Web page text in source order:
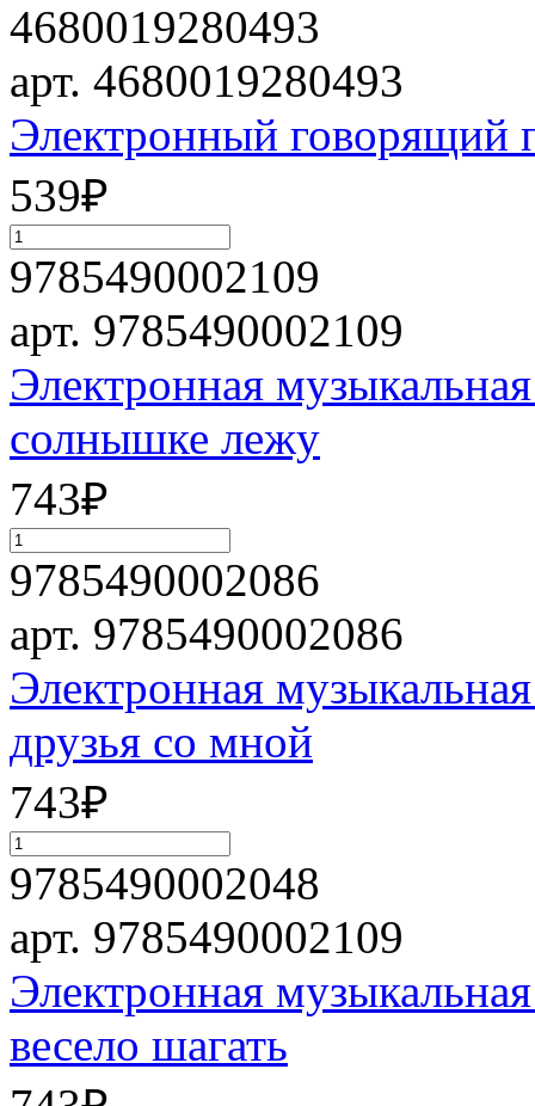
4680019280493
арт. 4680019280493
Электронный говорящий
539₽
9785490002109
арт. 9785490002109
Электронная
солнышке лежу
743₽
9785490002086
арт. 9785490002086
Электронная
друзья со мной
743₽
9785490002048
арт. 9785490002109
Электронная
весело шагать